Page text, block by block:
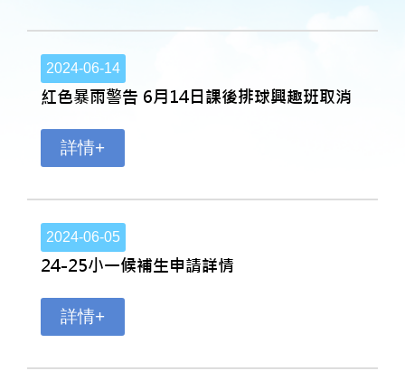
2024-06-14
紅色暴雨警告 6月14日課後排球興趣班取消
詳情+
2024-06-05
24-25小一候補生申請詳情
詳情+